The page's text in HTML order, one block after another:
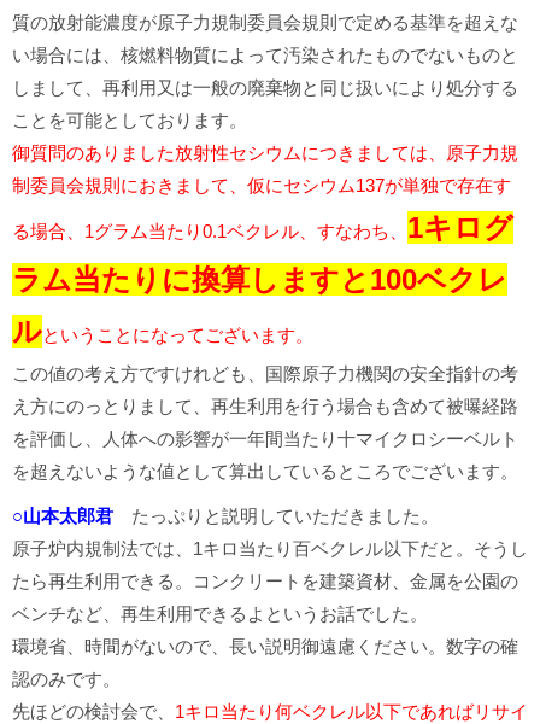
質の放射能濃度が原子力規制委員会規則で定める基準を超えな
い場合には、核燃料物質によって汚染されたものでないものと
しまして、再利用又は一般の廃棄物と同じ扱いにより処分する
ことを可能としております。
御質問のありました放射性セシウムにつきましては、原子力規
制委員会規則におきまして、仮にセシウム137が単独で存在す
る場合、1グラム当たり0.1ベクレル、すなわち、 1キログ
ラム当たりに換算しますと100ベクレ
ルということになってございます。
この値の考え方ですけれども、国際原子力機関の安全指針の考
え方にのっとりまして、再生利用を行う場合も含めて被曝経路
を評価し、人体への影響が一年間当たり十マイクロシーベルト
を超えないような値として算出しているところでございます。
○山本太郎君 たっぷりと説明していただきました。
原子炉内規制法では、1キロ当たり百ベクレル以下だと。そうし
たら再生利用できる。コンクリートを建築資材、金属を公園の
ベンチなど、再生利用できるよというお話でした。
環境省、時間がないので、長い説明御遠慮ください。数字の確
認のみです。
先ほどの検討会で、 1キロ当たり何ベクレル以下であればリサイ